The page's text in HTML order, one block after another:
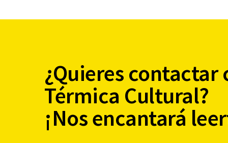
¿Quieres contactar
Térmica Cultural?
¡Nos encantará